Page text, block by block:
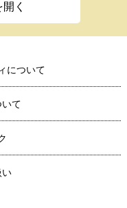
く
について
て
い